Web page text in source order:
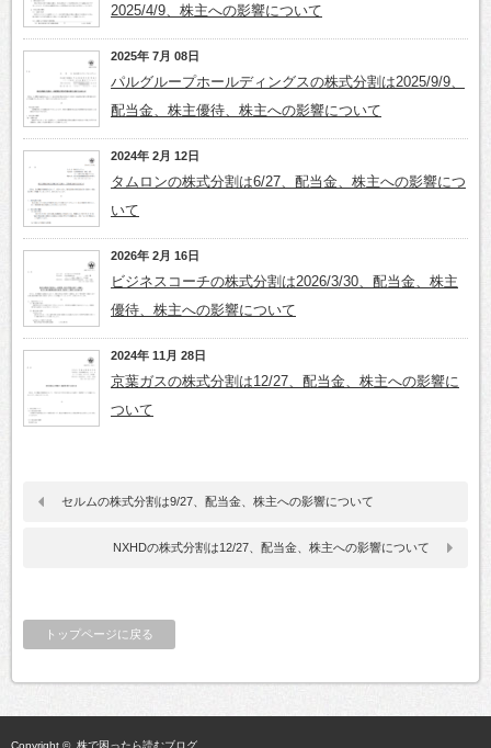
2025/4/9、株主への影響について
2025年 7月 08日
パルグループホールディングスの株式分割は2025/9/9、
配当金、株主優待、株主への影響について
2024年 2月 12日
タムロンの株式分割は6/27、配当金、株主への影響につ
いて
2026年 2月 16日
ビジネスコーチの株式分割は2026/3/30、配当金、株主
優待、株主への影響について
2024年 11月 28日
京葉ガスの株式分割は12/27、配当金、株主への影響に
ついて
セルムの株式分割は9/27、配当金、株主への影響について
NXHDの株式分割は12/27、配当金、株主への影響について
トップページに戻る
Copyright © 株で困ったら読むブログ